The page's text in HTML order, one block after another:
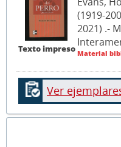
Texto impreso
(1919-
2021) .-
Material
Ver